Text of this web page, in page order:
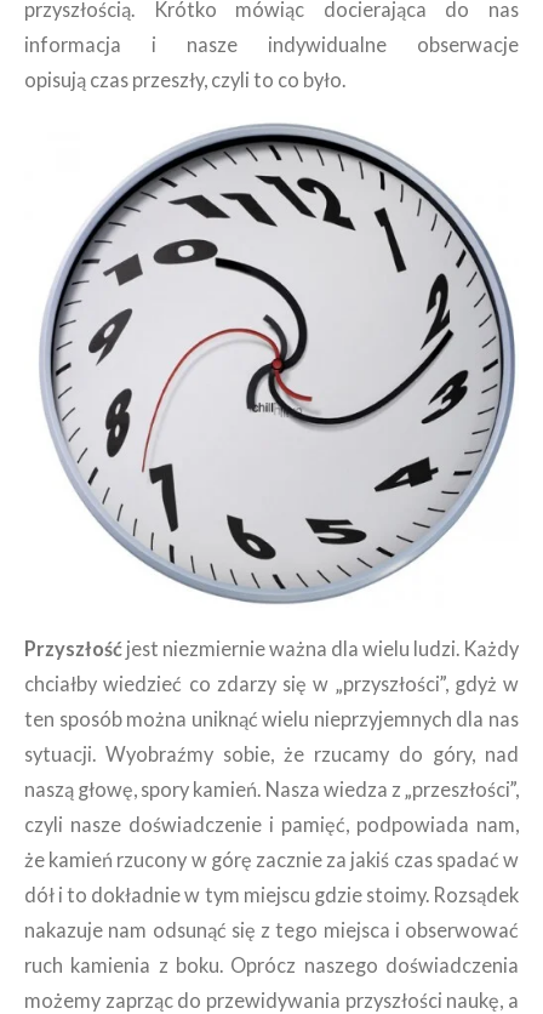
przyszłością. Krótko mówiąc docierająca do nas
informacja i nasze indywidualne obserwacje
opisują czas przeszły, czyli to co było.
Przyszłość jest niezmiernie ważna dla wielu ludzi. Każdy
chciałby wiedzieć co zdarzy się w „przyszłości”, gdyż w
ten sposób można uniknąć wielu nieprzyjemnych dla nas
sytuacji. Wyobraźmy sobie, że rzucamy do góry, nad
naszą głowę, spory kamień. Nasza wiedza z „przeszłości”,
czyli nasze doświadczenie i pamięć, podpowiada nam,
że kamień rzucony w górę zacznie za jakiś czas spadać w
dół i to dokładnie w tym miejscu gdzie stoimy. Rozsądek
nakazuje nam odsunąć się z tego miejsca i obserwować
ruch kamienia z boku. Oprócz naszego doświadczenia
możemy zaprząc do przewidywania przyszłości naukę, a